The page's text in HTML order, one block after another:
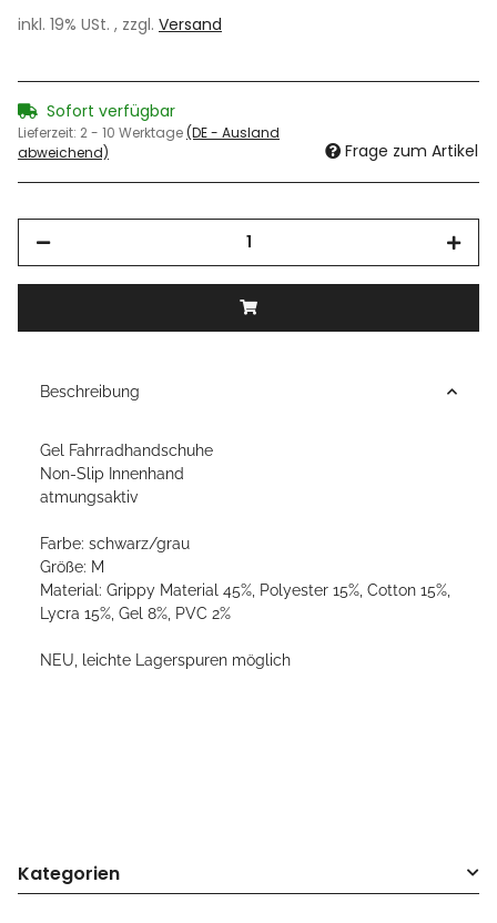
inkl. 19% USt. , zzgl. Versand
Sofort verfügbar
Lieferzeit: 2 - 10 Werktage(DE - Ausland
abweichend)
Frage zum Artikel
Beschreibung
Gel Fahrradhandschuhe
Non-Slip Innenhand
atmungsaktiv
Farbe: schwarz/grau
Größe: M
Material: Grippy Material 45%, Polyester 15%, Cotton 15%,
Lycra 15%, Gel 8%, PVC 2%
NEU, leichte Lagerspuren möglich
Kategorien